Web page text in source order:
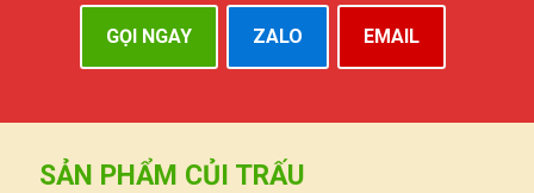
GỌI NGAY ZALO EMAIL
SẢN PHẨM CỦI TRẤU